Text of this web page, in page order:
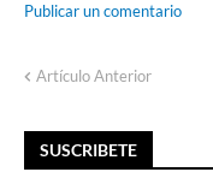
Publicar un comentario
Artículo Anterior
SUSCRIBETE